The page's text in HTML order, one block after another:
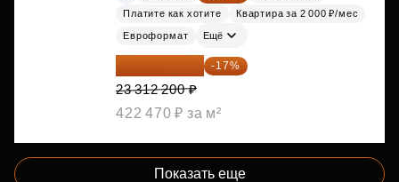
Платите как хотите
Квартира за 2 000 ₽/мес
Евроформат Ещё
19 349 126 ₽ -17%
23 312 200 ₽
422 470 ₽ за м²
Показать еще